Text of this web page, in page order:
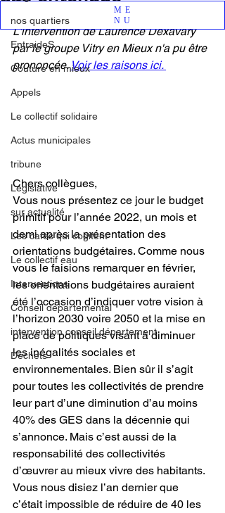
ME
NU
nos quartiers
EntraideS
Couture en mieux
Appels
Le collectif solidaire
Actus municipales
tribune
Legislative
sur actualité
Les cafés qui cogitent
Le collectif eau
Interventions
Conseil départemental
intervention conseil département
Déchets
Dernière mise à jour : 2 avr. 2022
L'intervention de Laurence Dexavary
par le groupe Vitry en Mieux n'a pu être
prononcée. Voir les raisons ici.
Chers collègues,
Vous nous présentez ce jour le budget
primitif pour l’année 2022, un mois et
demi après la présentation des
orientations budgétaires. Comme nous
vous le faisions remarquer en février,
les orientations budgétaires auraient
été l’occasion d’indiquer votre vision à
l’horizon 2030 voire 2050 et la mise en
place de politiques visant à diminuer
les inégalités sociales et
environnementales. Bien sûr il s’agit
pour toutes les collectivités de prendre
leur part d’une diminution d’au moins
40% des GES dans la décennie qui
s’annonce. Mais c’est aussi de la
responsabilité des collectivités
d’œuvrer au mieux vivre des habitants.
Vous nous disiez l’an dernier que
c’était impossible de réduire de 40 les